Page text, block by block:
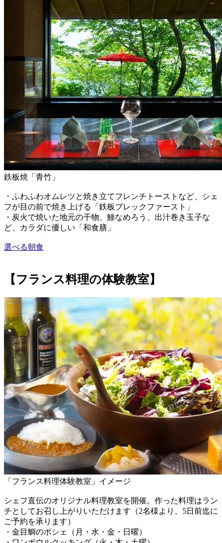
鉄板焼「青竹」
・ふわふわオムレツと焼き立てフレンチトーストなど、シェ
フが目の前で焼き上げる「鉄板ブレックファースト」
・炭火で焼いた地元の干物、鯵なめろう、出汁巻き玉子な
ど、カラダに優しい「和食膳」
選べる朝食
【フランス料理の体験教室】
「フランス料理体験教室」イメージ
シェフ直伝のオリジナル料理教室を開催。作った料理はラン
チとしてお召し上がりいただけます（2名様より、5日前迄に
ご予約を承ります）
・金目鯛のポシェ（月・水・金・日曜）